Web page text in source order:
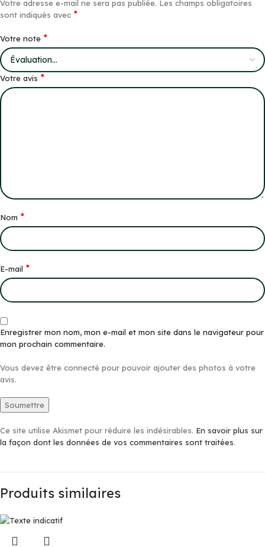
Votre adresse e-mail ne sera pas publiée. Les champs obligatoires
sont indiqués avec *
Votre note *
Votre avis *
Nom *
E-mail *
Enregistrer mon nom, mon e-mail et mon site dans le navigateur pour
mon prochain commentaire.
Vous devez être connecté pour pouvoir ajouter des photos à votre
avis.
Ce site utilise Akismet pour réduire les indésirables. En savoir plus sur
la façon dont les données de vos commentaires sont traitées.
Produits similaires